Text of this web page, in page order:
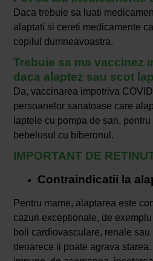
Daca trebuie sa luati
alaptati si cereti medicamente
copilul dumneavoastra.
Trebuie sa ma vaccinez
daca alaptez sau scot
Da, vaccinarea impotriva
persoanelor sanatoase care
laptele cu pompa de san,
bebelusul cu biberonul.
IMPORTANT DE
Contraindicatii la
Pentru mame, alaptarea este
cazuri exceptionale, de
boli cardiovasculare, renale sau
deoarece ii poate agrava